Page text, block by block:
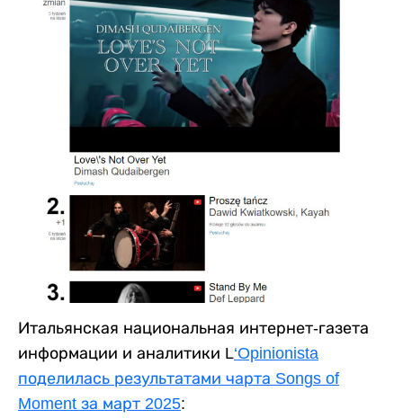
Итальянская национальная интернет-газета
информации и аналитики L‘Opinionista
поделилась результатами чарта Songs of
Moment за март 2025: